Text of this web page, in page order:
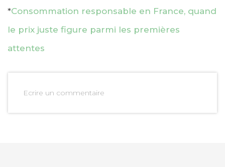
*Consommation responsable en France, quand
le prix juste figure parmi les premières
attentes
Ecrire un commentaire